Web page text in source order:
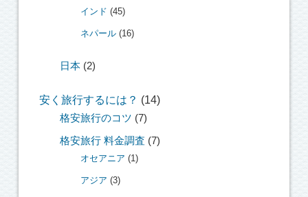
インド (45)
ネパール(16)
日本(2)
安く旅行するには？ (14)
格安旅行のコツ (7)
格安旅行 料金調査 (7)
オセアニア (1)
アジア (3)